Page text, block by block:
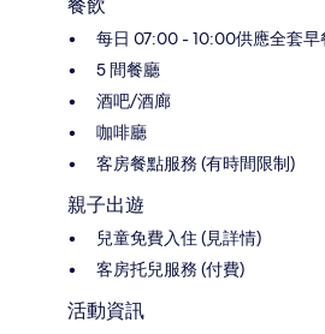
餐飲
每日 07:00 - 10:00供應全套早
5 間餐廳
酒吧/酒廊
咖啡廳
客房餐點服務 (有時間限制)
親子出遊
兒童免費入住 (見詳情)
客房托兒服務 (付費)
活動資訊